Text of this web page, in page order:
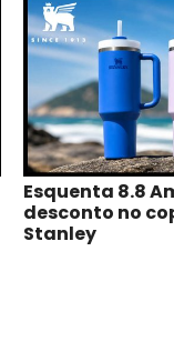
Esquenta 8.8
desconto no
Stanley